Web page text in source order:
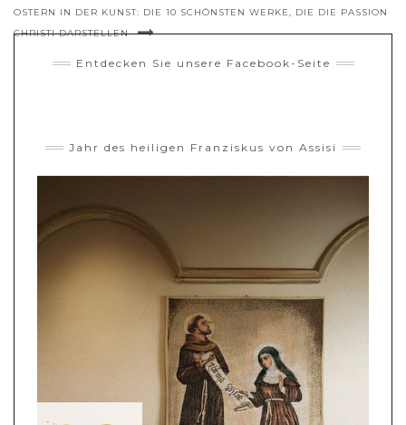
OSTERN IN DER KUNST: DIE 10 SCHÖNSTEN WERKE, DIE DIE PASSION
CHRISTI DARSTELLEN
Entdecken Sie unsere Facebook-Seite
Jahr des heiligen Franziskus von Assisi